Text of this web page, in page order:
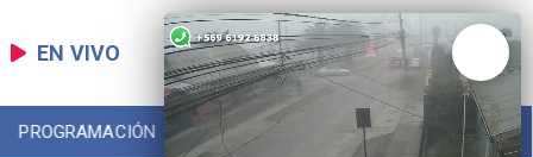
EN VIVO
PROGRAMACIÓN LOCAL DEPORTES